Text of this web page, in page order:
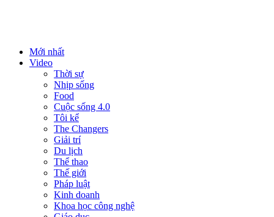
Mới nhất
Video
Thời sự
Nhịp sống
Food
Cuộc sống 4.0
Tôi kể
The Changers
Giải trí
Du lịch
Thể thao
Thế giới
Pháp luật
Kinh doanh
Khoa học công nghệ